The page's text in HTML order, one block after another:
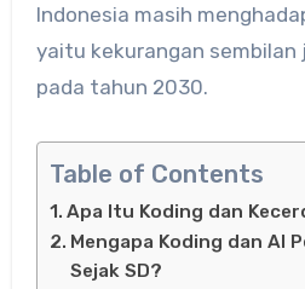
Indonesia masih
yaitu kekurangan
pada tahun 2030.
Table of Contents
Apa Itu Koding dan
Mengapa Koding dan AI
Sejak SD?